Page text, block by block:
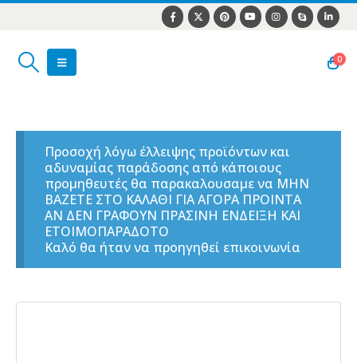
0
Προσοχή λόγω έλλειψης προϊόντων και
αδυναμίας παράδοσης από κάποιους
προμηθευτές θα παρακαλουσαμε να ΜΗΝ
ΒΑΖΕΤΕ ΣΤΟ ΚΑΛΑΘΙ ΓΙΑ ΑΓΟΡΑ ΠΡΟΙΝΤΑ
ΑΝ ΔΕΝ ΓΡΑΦΟΥΝ ΠΡΑΣΙΝΗ ΕΝΔΕΙΞΗ ΚΑΙ
ΕΤΟΙΜΟΠΑΡΑΔΟΤΟ
Καλό θα ήταν να προηγηθεί επικοινωνία